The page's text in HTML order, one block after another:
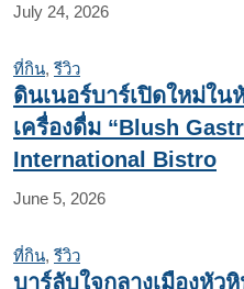
July 24, 2026
ที่กิน, รีวิว
ดินเนอร์บาร์เปิดใหม่ใ
เครื่องดื่ม “Blush
International Bistro
June 5, 2026
ที่กิน, รีวิว
บาร์ลับใจกลางเมืองหัว